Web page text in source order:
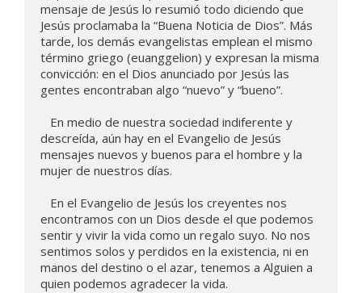
mensaje de Jesús lo resumió todo diciendo que
Jesús proclamaba la “Buena Noticia de Dios”. Más
tarde, los demás evangelistas emplean el mismo
término griego (euanggelion) y expresan la misma
convicción: en el Dios anunciado por Jesús las
gentes encontraban algo “nuevo” y “bueno”.
descreída, aún hay en el Evangelio de Jesús
mensajes nuevos y buenos para el hombre y la
mujer de nuestros días.
encontramos con un Dios desde el que podemos
sentir y vivir la vida como un regalo suyo. No nos
sentimos solos y perdidos en la existencia, ni en
manos del destino o el azar, tenemos a Alguien a
quien podemos agradecer la vida.